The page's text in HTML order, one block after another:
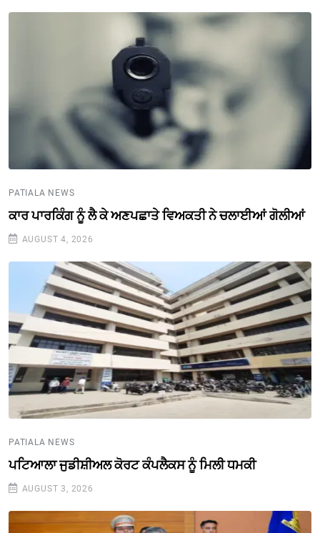
PATIALA NEWS
ਕਾਰ ਪਾਰਕਿੰਗ ਨੂੰ ਲੈ ਕੇ ਅਣਪਛਾਤੇ ਵਿਅਕਤੀ ਨੇ ਚਲਾਈਆਂ ਗੋਲੀਆਂ
AUGUST 4, 2026
PATIALA NEWS
ਪਟਿਆਲਾ ਜੁਡੀਸ਼ੀਅਲ ਕੋਰਟ ਕੰਪਲੈਕਸ ਨੂੰ ਮਿਲੀ ਧਮਕੀ
AUGUST 3, 2026